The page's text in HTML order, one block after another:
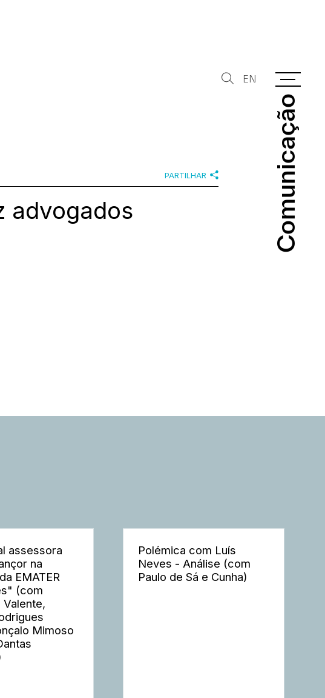
Comunicação
Comunicação
EN
PARTILHAR
advogados
assessora
na
EMATER
(com
Mimoso
Polémica com Luís
Neves - Análise (com
Paulo de Sá e Cunha)